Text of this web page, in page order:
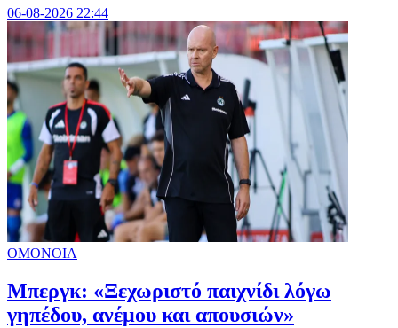
06-08-2026 22:44
ΟΜΟΝΟΙΑ
Μπεργκ: «Ξεχωριστό παιχνίδι λόγω
γηπέδου, ανέμου και απουσιών»